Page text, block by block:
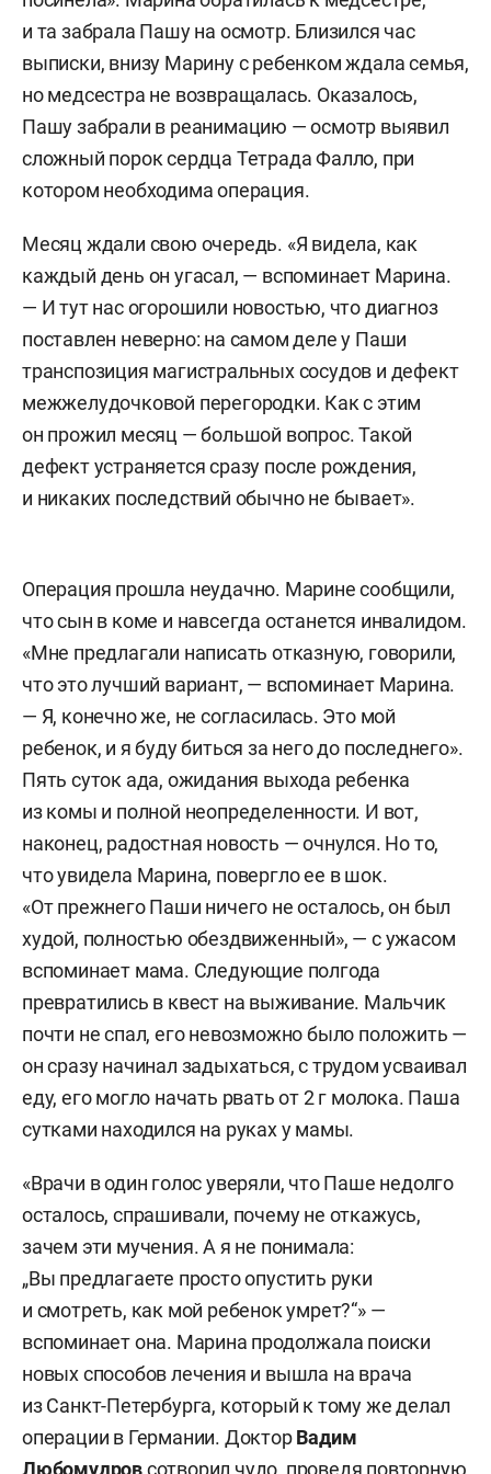
и та забрала Пашу на осмотр. Близился час
выписки, внизу Марину с ребенком ждала семья,
но медсестра не возвращалась. Оказалось,
Пашу забрали в реанимацию — осмотр выявил
сложный порок сердца Тетрада Фалло, при
котором необходима операция.
Месяц ждали свою очередь. «Я видела, как
каждый день он угасал, — вспоминает Марина.
— И тут нас огорошили новостью, что диагноз
поставлен неверно: на самом деле у Паши
транспозиция магистральных сосудов и дефект
межжелудочковой перегородки. Как с этим
он прожил месяц — большой вопрос. Такой
дефект устраняется сразу после рождения,
и никаких последствий обычно не бывает».
Операция прошла неудачно. Марине сообщили,
что сын в коме и навсегда останется инвалидом.
«Мне предлагали написать отказную, говорили,
что это лучший вариант, — вспоминает Марина.
— Я, конечно же, не согласилась. Это мой
ребенок, и я буду биться за него до последнего».
Пять суток ада, ожидания выхода ребенка
из комы и полной неопределенности. И вот,
наконец, радостная новость — очнулся. Но то,
что увидела Марина, повергло ее в шок.
«От прежнего Паши ничего не осталось, он был
худой, полностью обездвиженный», — с ужасом
вспоминает мама. Следующие полгода
превратились в квест на выживание. Мальчик
почти не спал, его невозможно было положить —
он сразу начинал задыхаться, с трудом усваивал
еду, его могло начать рвать от 2 г молока. Паша
сутками находился на руках у мамы.
«Врачи в один голос уверяли, что Паше недолго
осталось, спрашивали, почему не откажусь,
зачем эти мучения. А я не понимала:
„Вы предлагаете просто опустить руки
и смотреть, как мой ребенок умрет?“» —
вспоминает она. Марина продолжала поиски
новых способов лечения и вышла на врача
из Санкт-Петербурга, который к тому же делал
операции в Германии. ДокторВадим
Любомудровсотворил чудо, проведя повторную